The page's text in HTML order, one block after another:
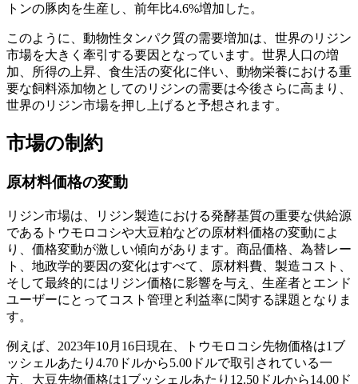
トンの豚肉を生産し、前年比4.6%増加した。
このように、動物性タンパク質の需要増加は、世界のリジン
市場を大きく牽引する要因となっています。世界人口の増
加、所得の上昇、食生活の変化に伴い、動物栄養における重
要な飼料添加物としてのリジンの需要は今後さらに高まり、
世界のリジン市場を押し上げると予想されます。
市場の制約
原材料価格の変動
リジン市場は、リジン製造における発酵基質の重要な供給源
であるトウモロコシや大豆粕などの原材料価格の変動によ
り、価格変動が激しい傾向があります。商品価格、為替レー
ト、地政学的要因の変化はすべて、原材料費、製造コスト、
そして最終的にはリジン価格に影響を与え、生産者とエンド
ユーザーにとってコスト管理と利益率に関する課題となりま
す。
例えば、2023年10月16日現在、トウモロコシ先物価格は1ブ
ッシェルあたり4.70ドルから5.00ドルで取引されている一
方、大豆先物価格は1ブッシェルあたり12.50ドルから14.00ド